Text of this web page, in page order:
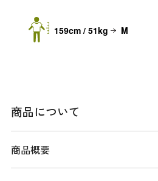
159cm / 51kg M
商品について
商品概要